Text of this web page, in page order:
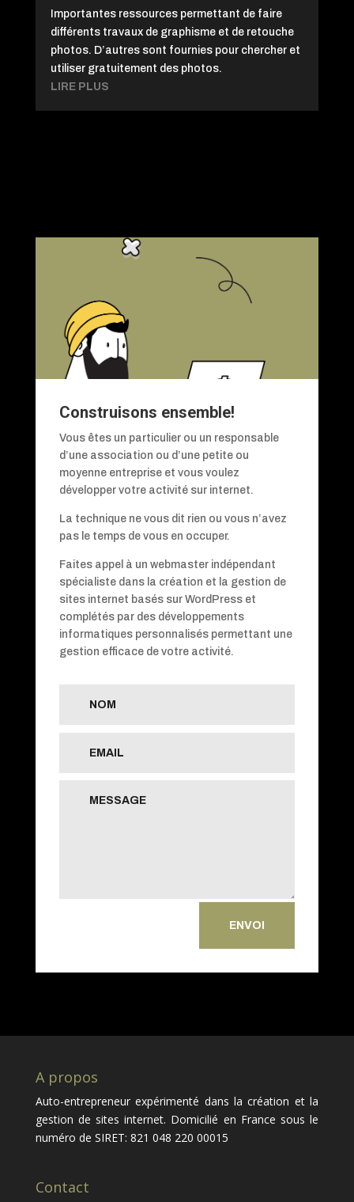
Importantes ressources permettant de faire
différents travaux de graphisme et de retouche
photos. D’autres sont fournies pour chercher et
utiliser gratuitement des photos.
LIRE PLUS
Construisons ensemble!
Vous êtes un particulier ou un responsable
d’une association ou d’une petite ou
moyenne entreprise et vous voulez
développer votre activité sur internet.
La technique ne vous dit rien ou vous n’avez
pas le temps de vous en occuper.
Faites appel à un webmaster indépendant
spécialiste dans la création et la gestion de
sites internet basés sur WordPress et
complétés par des développements
informatiques personnalisés permettant une
gestion efficace de votre activité.
ENVOI
A propos
Auto-entrepreneur expérimenté dans la création et la
gestion de sites internet. Domicilié en France sous le
numéro de SIRET: 821 048 220 00015
Contact